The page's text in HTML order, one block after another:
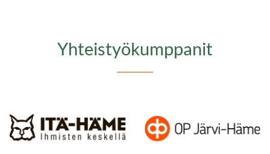
Yhteistyökumppanit​​​​​​​